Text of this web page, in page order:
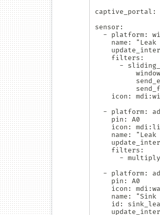
captive_portal:
sensor: